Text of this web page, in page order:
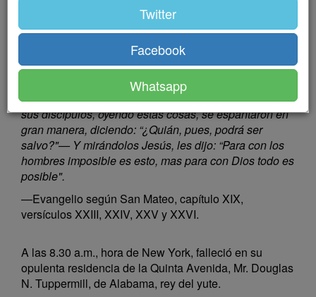
Entonces Jesús dijo a sus discípulos: “De cierto os
digo que un rico dificilmente entrará en el Reino de los
Cielos. Mas os digo, que más liviano trabajo es pasar
aguja, que entrar un rico en el Reino de Dios". Mas
sus discípulos, oyendo estas cosas, se espantaron en
gran manera, diciendo: “¿Quián, pues, podrá ser
salvo?"— Y mirándolos Jesús, les dijo: “Para con los
hombres imposible es esto, mas para con Dios todo es
posible".
—Evangelio según San Mateo, capítulo XIX,
versículos XXIII, XXIV, XXV y XXVI.
A las 8.30 a.m., hora de New York, falleció en su
opulenta residencia de la Quinta Avenida, Mr. Douglas
N. Tuppermill, de Alabama, rey del yute.
Twitter
Facebook
Whatsapp